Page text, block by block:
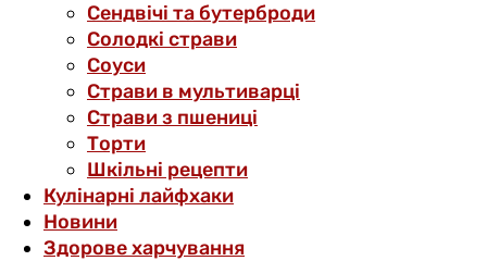
Сендвічі та бутерброди
Солодкі страви
Соуси
Страви в мультиварці
Страви з пшениці
Торти
Шкільні рецепти
Кулінарні лайфхаки
Новини
Здорове харчування